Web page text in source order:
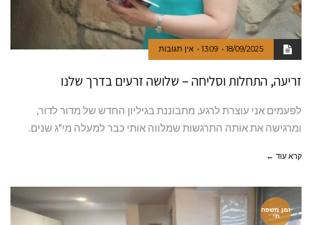
18/09/2025
13:09 אין תגובות
זריעה, התחלות וסליחה – שלושה זרעים בדרך שלנו
לפעמים אני עוצרת לרגע, מתבוננת בגיליון החדש של מדור לדור,
ומרגישה את אותה התרגשות שמלווה אותי כבר למעלה מי"ג שנים.
קרא עוד ←
זמן משפח
תי